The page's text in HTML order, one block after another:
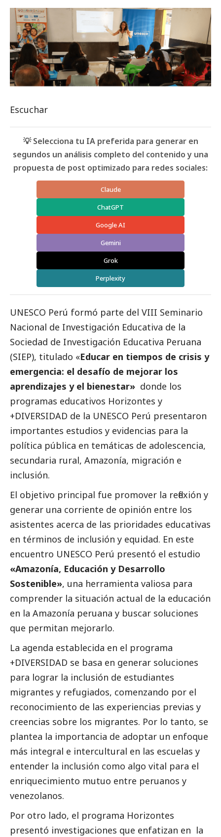
Escuchar
💡 Selecciona tu IA preferida para generar en
segundos un análisis completo del contenido y una
propuesta de post optimizado para redes sociales:
Claude
ChatGPT
Google AI
Gemini
Grok
Perplexity
UNESCO Perú formó parte del VIII Seminario
Nacional de Investigación Educativa de la
Sociedad de Investigación Educativa Peruana
(SIEP), titulado «Educar en tiempos de crisis y
emergencia: el desafío de mejorar los
aprendizajes y el bienestar» donde los
programas educativos Horizontes y
+DIVERSIDAD de la UNESCO Perú presentaron
importantes estudios y evidencias para la
política pública en temáticas de adolescencia,
secundaria rural, Amazonía, migración e
inclusión.
El objetivo principal fue promover la reflexión y
generar una corriente de opinión entre los
asistentes acerca de las prioridades educativas
en términos de inclusión y equidad. En este
encuentro UNESCO Perú presentó el estudio
«Amazonía, Educación y Desarrollo
Sostenible», una herramienta valiosa para
comprender la situación actual de la educación
en la Amazonía peruana y buscar soluciones
que permitan mejorarlo.
La agenda establecida en el programa
+DIVERSIDAD se basa en generar soluciones
para lograr la inclusión de estudiantes
migrantes y refugiados, comenzando por el
reconocimiento de las experiencias previas y
creencias sobre los migrantes. Por lo tanto, se
plantea la importancia de adoptar un enfoque
más integral e intercultural en las escuelas y
entender la inclusión como algo vital para el
enriquecimiento mutuo entre peruanos y
venezolanos.
Por otro lado, el programa Horizontes
presentó investigaciones que enfatizan en la